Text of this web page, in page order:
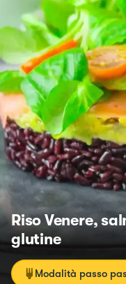
Riso Venere,
glutine
Modalità passo